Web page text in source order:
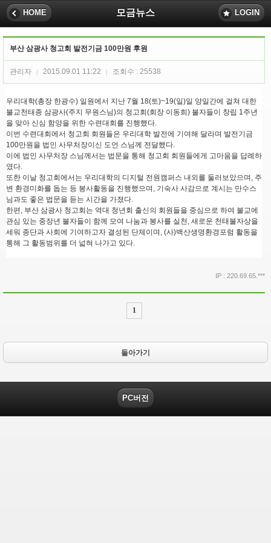
HOME 모금뉴스 LOGIN
부산 삼광사 청고회 발전기금 100만원 후원
관리자 2015.09.01 11:22 조회수 : 25538
우리대학(총장 한광수) 일원에서 지난 7월 18(토)~19(일)일 양일간에 걸쳐 대한
불교천태종 삼광사(주지 무원스님)의 청고회(회장 이동희) 불자들이 창립 1주년
을 맞아 신심 함양을 위한 수련대회를 진행했다.
이번 수련대회에서 청고회 회원들은 우리대학 발전에 기여해 달라며 발전기금
100만원을 법인 사무처장이신 도언 스님께 전달했다.
이에 법인 사무처장 스님께서는 법문을 통해 청고회 회원들에게 고마움을 답례하
였다.
또한 이날 청고회에서는 우리대학의 디지털 전원캠퍼스 내외를 둘러보았으며, 주
변 환경미화를 돕는 등 봉사활동을 진행했으며, 기숙사 사감으로 계시는 만수스
님과도 좋은 법문을 듣는 시간을 가졌다.
한편, 부산 삼광사 청고회는 역대 청년회 출신의 회원들을 중심으로 하여 불교에
관심 있는 중장년 불자들이 함께 모여 나눔과 봉사를 실천, 새로운 천태불자상을
세워 종단과 사회에 기여하고자 결성된 단체이며, (사)백산생명환경포럼 활동을
통해 그 활동범위를 더 넓혀 나가고 있다.
IP : 220.69.65.***
1
돌아가기
PC버전